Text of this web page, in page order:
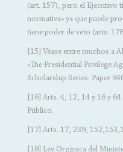
(art. 157), pero el Ejecutivo
normativa» ya que puede
tiene poder de veto (arts.
[15] Véase entre muchos a
«The Presidential Privilege
Scholarship Series. Paper
[16] Arts. 4, 12, 14 y 16 y
Público.
[17] Arts. 17, 239,
[18] Ley Orgánica del